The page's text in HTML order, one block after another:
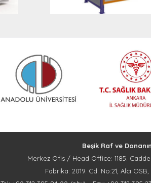
Beşik Raf ve
Merkez Ofis / Head Office: 1185.
Fabrika: 2019. Cd. No:21, Alcı